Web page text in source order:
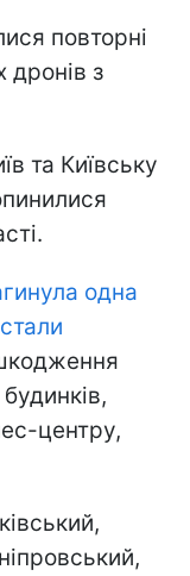
повторні
дронів з
та Київську
одна
центру,